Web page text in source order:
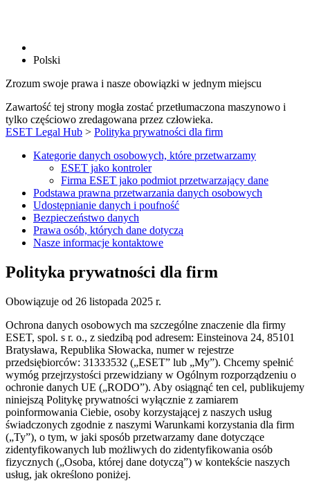
Polski
Zrozum swoje prawa i nasze obowiązki w jednym miejscu
Zawartość tej strony mogła zostać przetłumaczona maszynowo i
tylko częściowo zredagowana przez człowieka.
ESET Legal Hub > Polityka prywatności dla firm
Kategorie danych osobowych, które przetwarzamy
ESET jako kontroler
Firma ESET jako podmiot przetwarzający dane
Podstawa prawna przetwarzania danych osobowych
Udostępnianie danych i poufność
Bezpieczeństwo danych
Prawa osób, których dane dotyczą
Nasze informacje kontaktowe
Polityka prywatności dla firm
Obowiązuje od 26 listopada 2025 r.
Ochrona danych osobowych ma szczególne znaczenie dla firmy
ESET, spol. s r. o., z siedzibą pod adresem: Einsteinova 24, 85101
Bratysława, Republika Słowacka, numer w rejestrze
przedsiębiorców: 31333532 („ESET” lub „My”). Chcemy spełnić
wymóg przejrzystości przewidziany w Ogólnym rozporządzeniu o
ochronie danych UE („RODO”). Aby osiągnąć ten cel, publikujemy
niniejszą Politykę prywatności wyłącznie z zamiarem
poinformowania Ciebie, osoby korzystającej z naszych usług
świadczonych zgodnie z naszymi Warunkami korzystania dla firm
(„Ty”), o tym, w jaki sposób przetwarzamy dane dotyczące
zidentyfikowanych lub możliwych do zidentyfikowania osób
fizycznych („Osoba, której dane dotyczą”) w kontekście naszych
usług, jak określono poniżej.